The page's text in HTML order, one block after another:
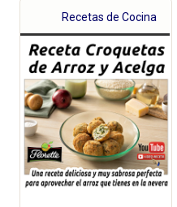
Recetas de Cocina